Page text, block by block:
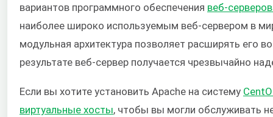
вариантов программного обеспечения веб-
наиболее широко используемым веб-сервером в
модульная архитектура позволяет расширять его
результате веб-сервер получается чрезвычайно
Если вы хотите установить Apache на систему
виртуальные хосты, чтобы вы могли обслуживать